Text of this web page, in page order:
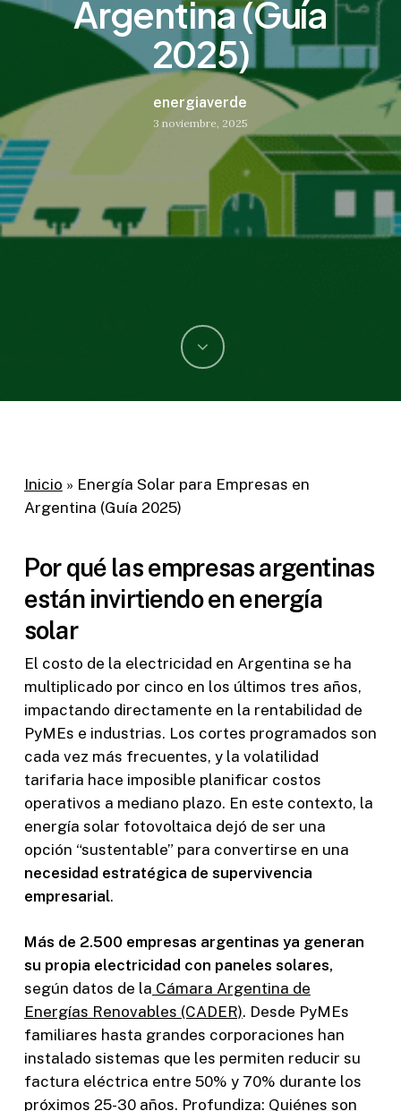
Argentina (Guía
2025)
energiaverde
3 noviembre, 2025
Inicio » Energía Solar para Empresas en
Argentina (Guía 2025)
Por qué las empresas argentinas
están invirtiendo en energía
solar
El costo de la electricidad en Argentina se ha
multiplicado por cinco en los últimos tres años,
impactando directamente en la rentabilidad de
PyMEs e industrias. Los cortes programados son
cada vez más frecuentes, y la volatilidad
tarifaria hace imposible planificar costos
operativos a mediano plazo. En este contexto, la
energía solar fotovoltaica dejó de ser una
opción “sustentable” para convertirse en una
necesidad estratégica de supervivencia
empresarial.
Más de 2.500 empresas argentinas ya generan
su propia electricidad con paneles solares,
según datos de la Cámara Argentina de
Energías Renovables (CADER). Desde PyMEs
familiares hasta grandes corporaciones han
instalado sistemas que les permiten reducir su
factura eléctrica entre 50% y 70% durante los
próximos 25-30 años. Profundiza: Quiénes son